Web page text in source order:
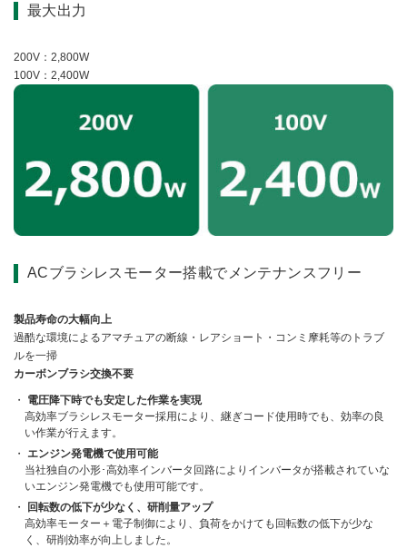
最大出力
200V：2,800W
100V：2,400W
ACブラシレスモーター搭載でメンテナンスフリー
製品寿命の大幅向上
過酷な環境によるアマチュアの断線・レアショート・コンミ摩耗等のトラブ
ルを一掃
カーボンブラシ交換不要
電圧降下時でも安定した作業を実現
高効率ブラシレスモーター採用により、継ぎコード使用時でも、効率の良
い作業が行えます。
エンジン発電機で使用可能
当社独自の小形･高効率インバータ回路によりインバータが搭載されていな
いエンジン発電機でも使用可能です。
回転数の低下が少なく、研削量アップ
高効率モーター＋電子制御により、負荷をかけても回転数の低下が少な
く、研削効率が向上しました。